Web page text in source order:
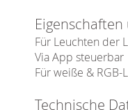
Für Leuchten der
Via App steuerbar
Für weiße & RGB-
Technische